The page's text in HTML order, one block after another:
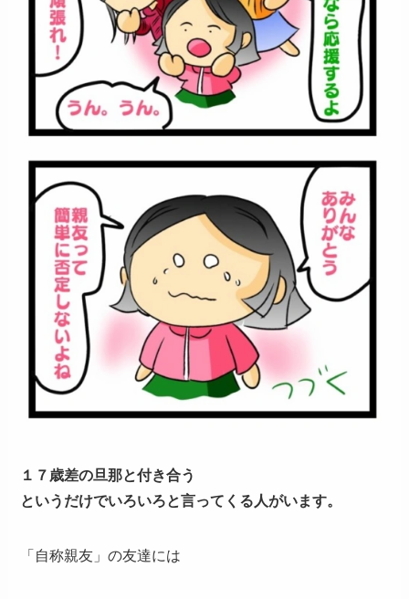
１７歳差の旦那と付き合う
というだけでいろいろと言ってくる人がいます。
「自称親友」の友達には